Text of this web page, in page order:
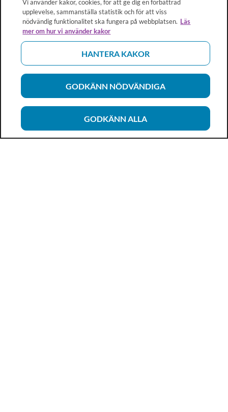
Vi använder kakor, cookies, för att ge dig en förbättrad
upplevelse, sammanställa statistik och för att viss
nödvändig funktionalitet ska fungera på webbplatsen. Läs
mer om hur vi använder kakor
HANTERA KAKOR
GODKÄNN NÖDVÄNDIGA
GODKÄNN ALLA